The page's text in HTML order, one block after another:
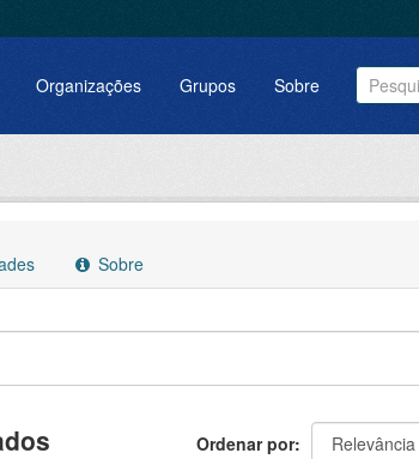
Organizações Grupos Sobre
Sobre
Ordenar por